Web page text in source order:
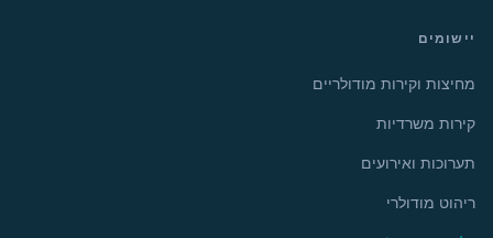
יישומים
מחיצות וקירות מודולריים
קירות משרדיות
תערוכות ואירועים
ריהוט מודולרי